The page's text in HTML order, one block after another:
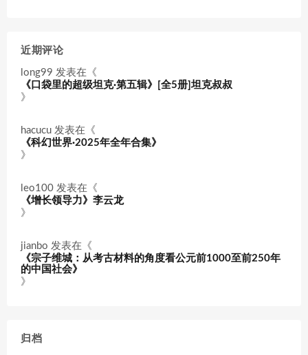
近期评论
long99 发表在《
《口袋里的超级坦克·第五辑》[全5册]坦克叔叔
》
hacucu 发表在《
《科幻世界·2025年全年合集》
》
leo100 发表在《
《增长领导力》李云龙
》
jianbo 发表在《
《宗子维城：从考古材料的角度看公元前1000至前250年
的中国社会》
》
归档